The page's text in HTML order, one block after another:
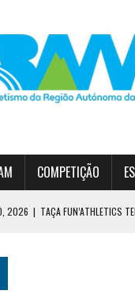
COMPETIÇÃO
2026 | TAÇA FUN’ATHLETICS